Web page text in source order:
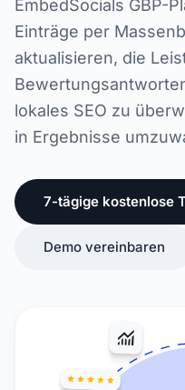
EmbedSocials GBP-
Einträge per
aktualisieren, die
lokales SEO zu
in Ergebnisse
7-tägige kostenlose
Demo vereinbaren